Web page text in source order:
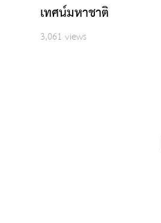
เทศน์มหาชาติ
3,061 views